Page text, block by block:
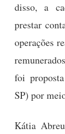
disso, a
prestar
operações
foi
SP) por
Kátia